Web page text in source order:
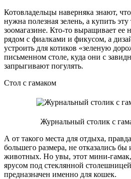
Котовладельцы наверняка знают,
нужна полезная зелень, а купить
зоомагазине. Кто-то выращивает ее
рядом с фиалками и фикусом, а
устроить для котиков «зеленую
письменном столе, куда они с
запрыгивают погулять.
Стол с гамаком
Журнальный столик с
А от такого места для отдыха,
большего размера, не отказались
животных. Но увы, этот мини-
ярусом под стеклянной
предназначен именно для кошек.